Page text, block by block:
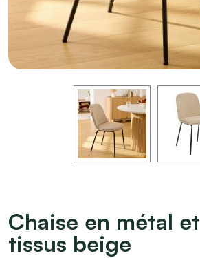
Chaise en métal et
tissus beige